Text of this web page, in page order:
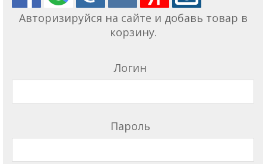
Авторизируйся на сайте и добавь товар в
корзину.
Логин
Пароль